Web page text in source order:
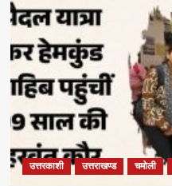
उत्तरकाशी उत्तराखण्ड चमोली